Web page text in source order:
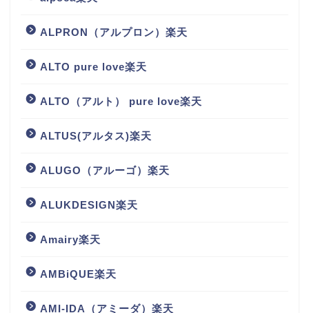
ALPRON（アルプロン）楽天
ALTO pure love楽天
ALTO（アルト） pure love楽天
ALTUS(アルタス)楽天
ALUGO（アルーゴ）楽天
ALUKDESIGN楽天
Amairy楽天
AMBiQUE楽天
AMI-IDA（アミーダ）楽天